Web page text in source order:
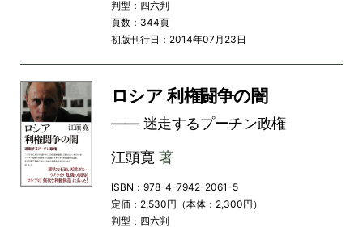
判型：四六判
頁数：344頁
初版刊行日：2014年07月23日
ロシア 利権闘争の闇
―― 迷走するプーチン政権
江頭寛 著
ISBN：978-4-7942-2061-5
定価：2,530円（本体：2,300円）
判型：四六判